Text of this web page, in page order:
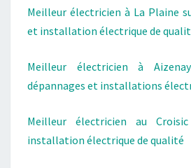
Meilleur électricien à La Plaine
et installation électrique de
Meilleur électricien à
dépannages et installations
Meilleur électricien au
installation électrique de qualité